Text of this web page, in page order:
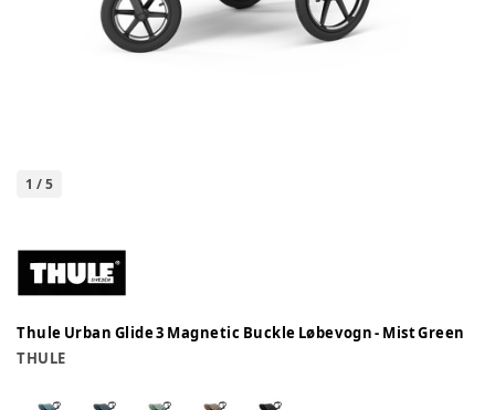
1 /5
Thule Urban Glide 3 Magnetic Buckle Løbevogn - Mist Green
THULE